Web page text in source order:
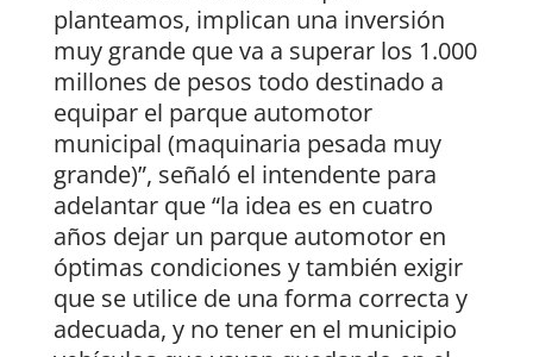
planteamos, implican una inversión
muy grande que va a superar los 1.000
millones de pesos todo destinado a
equipar el parque automotor
municipal (maquinaria pesada muy
grande)”, señaló el intendente para
adelantar que “la idea es en cuatro
años dejar un parque automotor en
óptimas condiciones y también exigir
que se utilice de una forma correcta y
adecuada, y no tener en el municipio